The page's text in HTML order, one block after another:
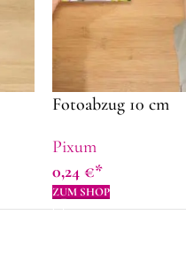
Fotoabzug 10 cm
Pixum
0,24 €
ZUM SHOP